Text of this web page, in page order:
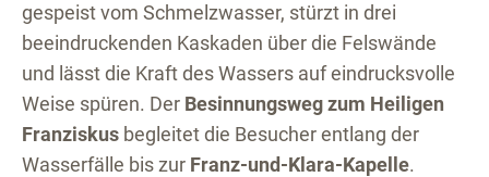
gespeist vom Schmelzwasser, stürzt in drei
beeindruckenden Kaskaden über die Felswände
und lässt die Kraft des Wassers auf eindrucksvolle
Weise spüren. Der Besinnungsweg zum Heiligen
Franziskus begleitet die Besucher entlang der
Wasserfälle bis zur Franz-und-Klara-Kapelle.